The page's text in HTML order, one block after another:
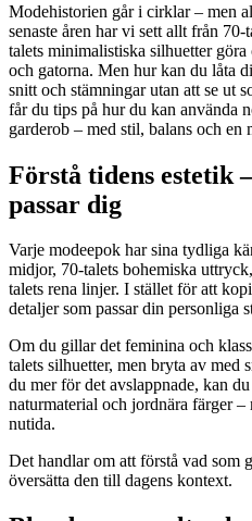
Modehistorien går i cirklar – men
senaste åren har vi sett allt från
talets minimalistiska silhuetter
och gatorna. Men hur kan du låta
snitt och stämningar utan att se ut
får du tips på hur du kan använda
garderob – med stil, balans och en
Förstå tidens estetik
passar dig
Varje modeepok har sina tydliga
midjor, 70-talets bohemiska
talets rena linjer. I stället för att
detaljer som passar din personliga
Om du gillar det feminina och
talets silhuetter, men bryta av med
du mer för det avslappnade, kan
naturmaterial och jordnära färger
nutida.
Det handlar om att förstå vad som
översätta den till dagens kontext.